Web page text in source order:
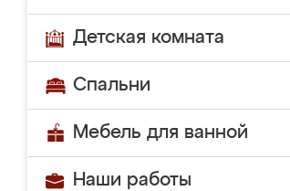
Детская комната
Спальни
Мебель для ванной
Наши работы